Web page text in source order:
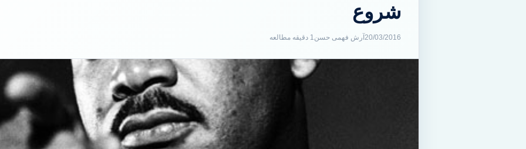
شروع
20/03/2016آرش فهمی حسن1 دقیقه مطالعه